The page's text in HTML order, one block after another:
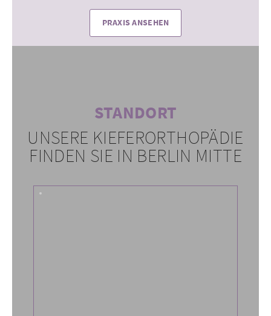
PRAXIS ANSEHEN
STANDORT
UNSERE KIEFERORTHOPÄDIE
FINDEN SIE IN BERLIN MITTE